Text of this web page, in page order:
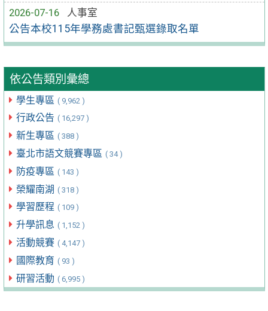
2026-07-16
人事室
公告本校115年學務處書記甄選錄取名單
依公告類別彙總
學生專區 ( 9,962 )
行政公告 ( 16,297 )
新生專區 ( 388 )
臺北市語文競賽專區 ( 34 )
防疫專區 ( 143 )
榮耀南湖 ( 318 )
學習歷程 ( 109 )
升學訊息 ( 1,152 )
活動競賽 ( 4,147 )
國際教育 ( 93 )
研習活動 ( 6,995 )